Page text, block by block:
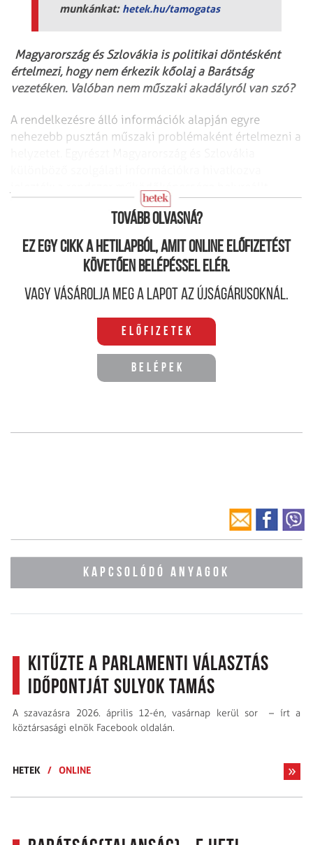
munkánkat: hetek.hu/tamogatas
Magyarország és Szlovákia is politikai döntésként
értelmezi, hogy nem érkezik kőolaj a Barátság
vezetéken. Valóban nem műszaki akadályról van szó?
A rendelkezésre álló információk alapján egyre
nehezebb pusztán műszaki problémaként értelmezni a
Másrészt ezt iparági források is megerősítik.
Tovább olvasná?
Ez egy cikk a hetilapból, amit online előfizetést
követően belépéssel elér.
Vagy vásárolja meg a lapot az újságárusoknál.
Előfizetek
Belépek
KAPCSOLÓDÓ ANYAGOK
Kitűzte a parlamenti választás
időpontját Sulyok Tamás
A szavazásra 2026. április 12-én, vasárnap kerül sor – írt a
köztársasági elnök Facebook oldalán.
HETEK / ONLINE